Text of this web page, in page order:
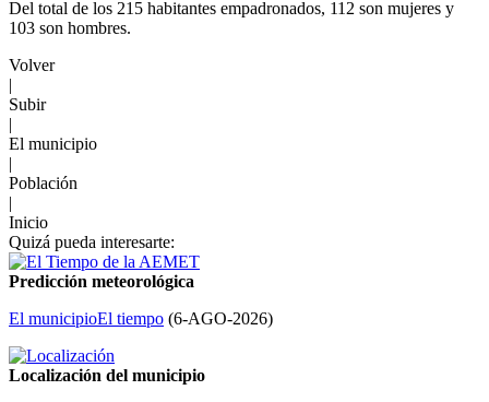
Del total de los 215 habitantes empadronados, 112 son mujeres y
103 son hombres.
Volver
|
Subir
|
El municipio
|
Población
|
Inicio
Quizá pueda interesarte:
Predicción meteorológica
El municipioEl tiempo (6-AGO-2026)
Localización del municipio